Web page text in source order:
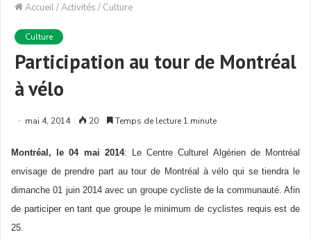
Accueil/Activités / Culture
Culture
Participation au tour de Montréal
à vélo
mai 4, 2014 20 Temps de lecture 1 minute
Montréal, le 04 mai 2014: Le Centre Culturel Algérien de Montréal
envisage de prendre part au tour de Montréal à vélo qui se tiendra le
dimanche 01 juin 2014 avec un groupe cycliste de la communauté. Afin
de participer en tant que groupe le minimum de cyclistes requis est de
25.